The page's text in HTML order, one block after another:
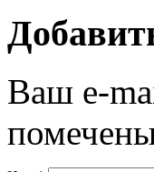
Ваш e-